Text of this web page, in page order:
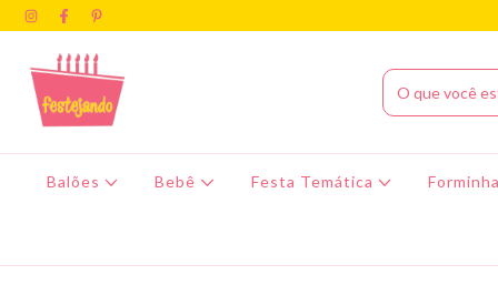
Balões Bebê Festa Temática